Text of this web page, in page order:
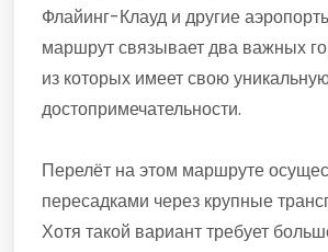
Флайинг-Клауд и другие
маршрут связывает два важных
из которых имеет свою
достопримечательности.
Перелёт на этом маршруте
пересадками через крупные
Хотя такой вариант требует